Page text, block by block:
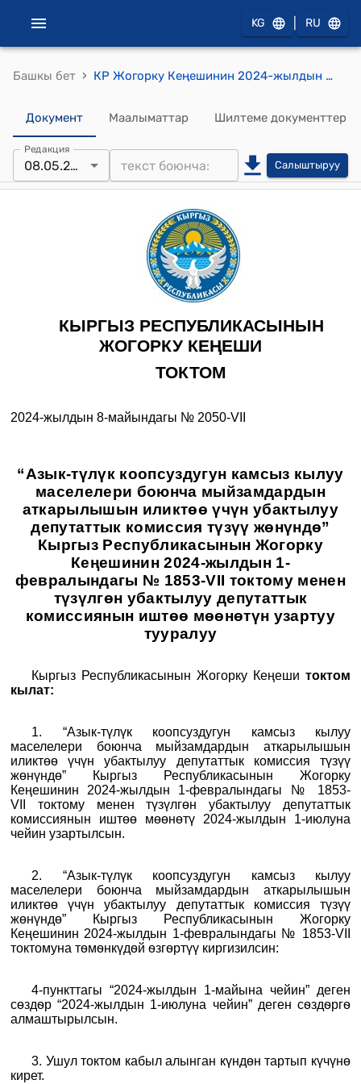
KG RU
Башкы бет › КР Жогорку Кеңешинин 2024-жылдын 8-майындагы № 2050-VII "“Азык-түлүк коопсуздугун камсыз кылуу маселелери боюнча мыйзамдардын аткарылышын иликтөө үчүн убактылуу депутаттык комиссия түзүү жөнүндө” Кыргыз Республикасынын Жогорку Кеңешинин 2024-жылдын 1-февралындагы № 1853-VII токтому менен түзүлгөн убактылуу депутаттык комиссиянын иштөө мөөнөтүн узартуу тууралуу" токтому
Документ Маалыматтар Шилтеме документтер
Редакция
08.05.2024 Салыштыруу